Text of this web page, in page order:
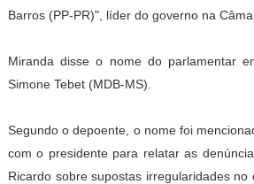
Barros (PP-PR)", líder do governo na
Miranda disse o nome do parlamentar
Simone Tebet (MDB-MS).
Segundo o depoente, o nome foi
com o presidente para relatar as
Ricardo sobre supostas irregularidades